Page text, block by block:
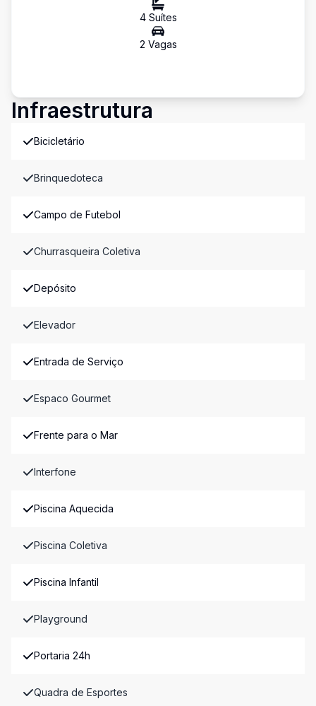
4Suítes
2 Vagas
Infraestrutura
Bicicletário
Brinquedoteca
Campo de Futebol
Churrasqueira Coletiva
Depósito
Elevador
Entrada de Serviço
Espaco Gourmet
Frente para o Mar
Interfone
Piscina Aquecida
Piscina Coletiva
Piscina Infantil
Playground
Portaria 24h
Quadra de Esportes